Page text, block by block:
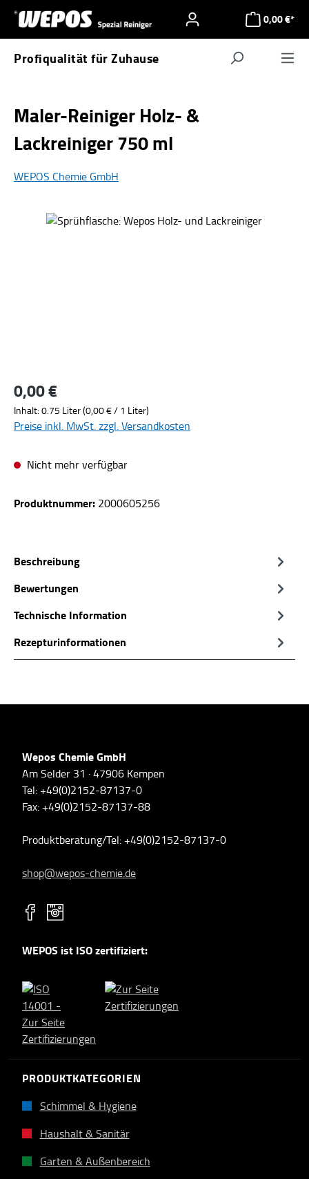
Zum Hauptinhalt springen 0,00 €*
Profiqualität für Zuhause
Maler-Reiniger Holz- &
Lackreiniger 750 ml
WEPOS Chemie GmbH
Bildergalerie überspringen
Regulärer Preis:
0,00 €
Inhalt:0.75 Liter(0,00 € / 1 Liter)
Preise inkl. MwSt. zzgl. Versandkosten
Nicht mehr verfügbar
Produktnummer:2000605256
Beschreibung
Bewertungen
Technische Information
Rezepturinformationen
Wepos Chemie GmbH
Am Selder 31 · 47906 Kempen
Tel: +49(0)2152-87137-0
Fax: +49(0)2152-87137-88
Produktberatung/Tel: +49(0)2152-87137-0
shop@wepos-chemie.de
WEPOS ist ISO zertifiziert:
PRODUKTKATEGORIEN
Schimmel & Hygiene
Haushalt & Sanitär
Garten & Außenbereich